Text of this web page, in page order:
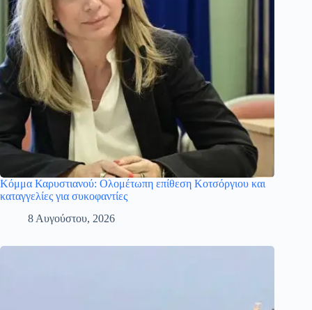
Κόμμα Καρυστιανού: Ολομέτωπη επίθεση Κοτσόργιου και
καταγγελίες για συκοφαντίες
8 Αυγούστου, 2026